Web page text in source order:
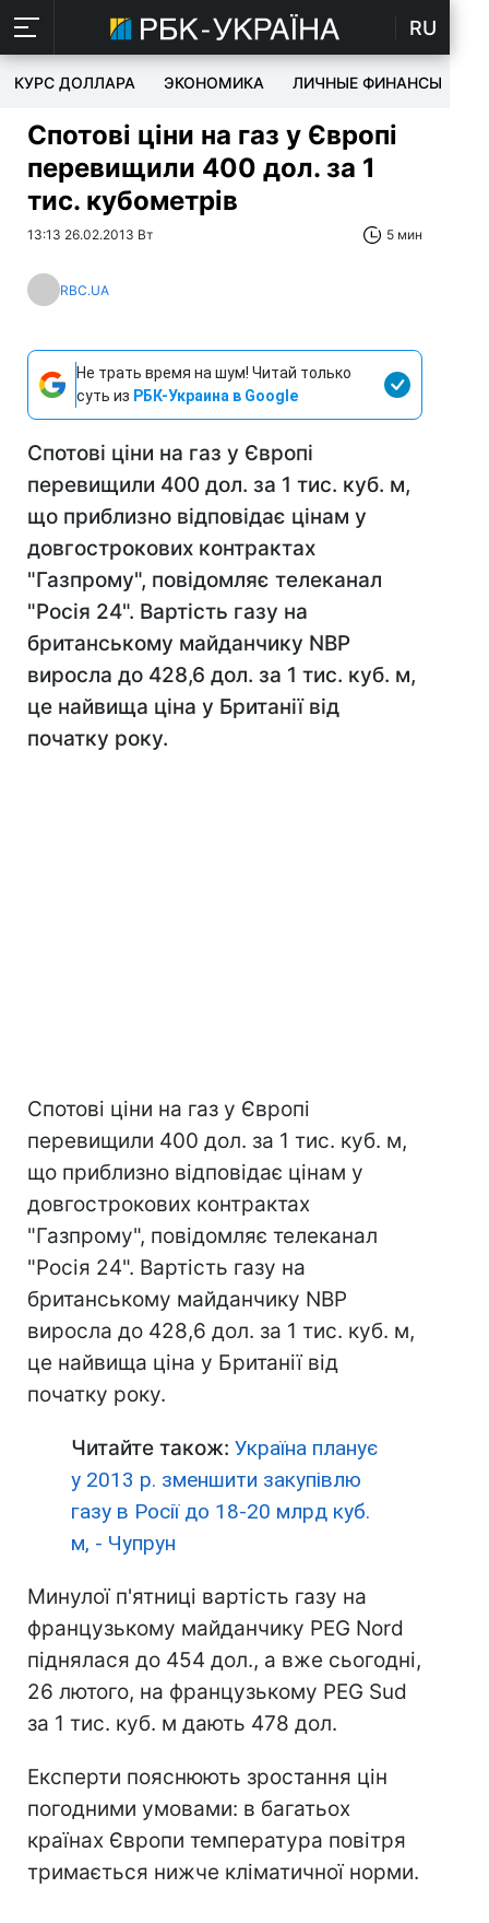
RU
КУРС ДОЛЛАРА ЭКОНОМИКА ЛИЧНЫЕ ФИНАНСЫ
Спотові ціни на газ у Європі
перевищили 400 дол. за 1
тис. кубометрів
13:13 26.02.2013 Вт 5 мин
RBC.UA
Не трать время на шум! Читай только
суть из РБК-Украина в Google
Спотові ціни на газ у Європі
перевищили 400 дол. за 1 тис. куб. м,
що приблизно відповідає цінам у
довгострокових контрактах
"Газпрому", повідомляє телеканал
"Росія 24". Вартість газу на
британському майданчику NBP
виросла до 428,6 дол. за 1 тис. куб. м,
це найвища ціна у Британії від
початку року.
Спотові ціни на газ у Європі
перевищили 400 дол. за 1 тис. куб. м,
що приблизно відповідає цінам у
довгострокових контрактах
"Газпрому", повідомляє телеканал
"Росія 24". Вартість газу на
британському майданчику NBP
виросла до 428,6 дол. за 1 тис. куб. м,
це найвища ціна у Британії від
початку року.
Читайте також: Україна планує
у 2013 р. зменшити закупівлю
газу в Росії до 18-20 млрд куб.
м, - Чупрун
Минулої п'ятниці вартість газу на
французькому майданчику PEG Nord
піднялася до 454 дол., а вже сьогодні,
26 лютого, на французькому PEG Sud
за 1 тис. куб. м дають 478 дол.
Експерти пояснюють зростання цін
погодними умовами: в багатьох
країнах Європи температура повітря
тримається нижче кліматичної норми.